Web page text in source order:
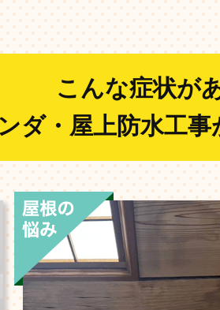
こんな症状が
ダ・屋上防水工事